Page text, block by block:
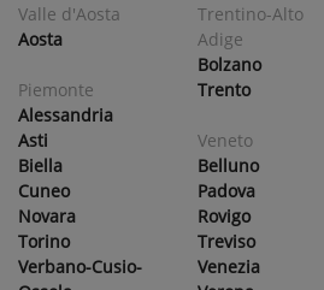
Valle d'Aosta
Aosta
Piemonte
Alessandria
Asti
Biella
Cuneo
Novara
Torino
Verbano-Cusio-
Trentino-Alto
Adige
Bolzano
Trento
Veneto
Belluno
Padova
Rovigo
Treviso
Venezia